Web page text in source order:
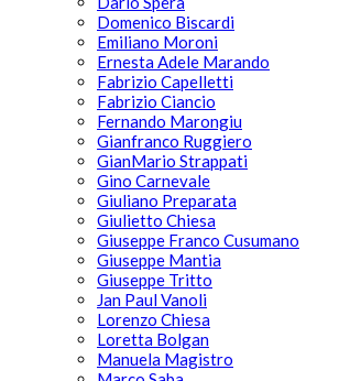
Domenico Biscardi
Emiliano Moroni
Ernesta Adele Marando
Fabrizio Capelletti
Fabrizio Ciancio
Fernando Marongiu
Gianfranco Ruggiero
GianMario Strappati
Gino Carnevale
Giuliano Preparata
Giulietto Chiesa
Giuseppe Franco Cusumano
Giuseppe Mantia
Giuseppe Tritto
Jan Paul Vanoli
Lorenzo Chiesa
Loretta Bolgan
Manuela Magistro